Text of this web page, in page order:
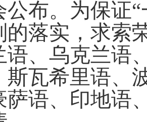
公布。为保证
的落实，求索
语、 乌克兰语
斯瓦希里语、
萨语、 印地语